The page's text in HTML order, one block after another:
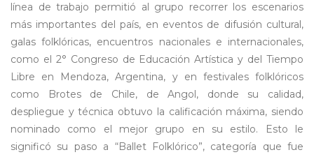
línea de trabajo permitió al grupo recorrer los escenarios
más importantes del país, en eventos de difusión cultural,
galas folklóricas, encuentros nacionales e internacionales,
como el 2° Congreso de Educación Artística y del Tiempo
Libre en Mendoza, Argentina, y en festivales folklóricos
como Brotes de Chile, de Angol, donde su calidad,
despliegue y técnica obtuvo la calificación máxima, siendo
nominado como el mejor grupo en su estilo. Esto le
significó su paso a “Ballet Folklórico”, categoría que fue